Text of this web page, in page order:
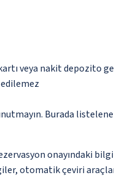
veya nakit depozito
Burada
onayındaki
otomatik çeviri